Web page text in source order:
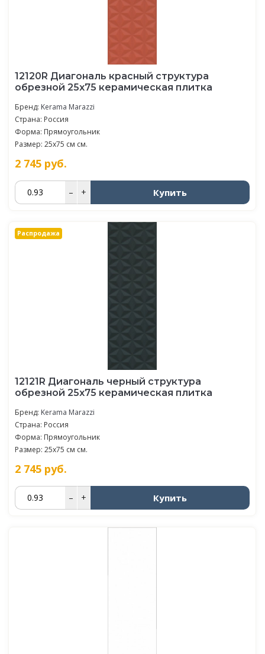
12120R Диагональ красный структура
обрезной 25х75 керамическая плитка
Бренд: Kerama Marazzi
Страна: Россия
Форма: Прямоугольник
Размер: 25x75 см см.
2 745 руб.
– + Купить
Распродажа
12121R Диагональ черный структура
обрезной 25х75 керамическая плитка
Бренд: Kerama Marazzi
Страна: Россия
Форма: Прямоугольник
Размер: 25x75 см см.
2 745 руб.
– + Купить